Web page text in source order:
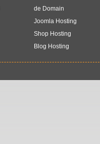
de Domain
Joomla Hosting
Shop Hosting
Blog Hosting